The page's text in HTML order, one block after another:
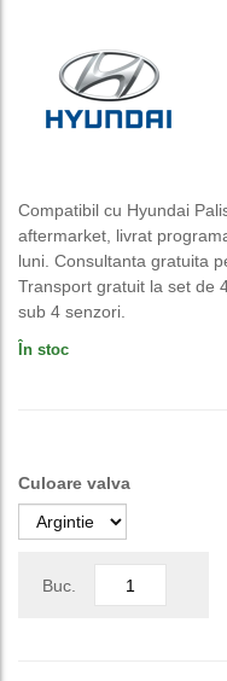
a
fost:
Compatibil cu Hyundai
aftermarket, livrat
luni. Consultanta gratuita
Transport gratuit la set de
sub 4 senzori.
În stoc
Culoare valva
Buc.